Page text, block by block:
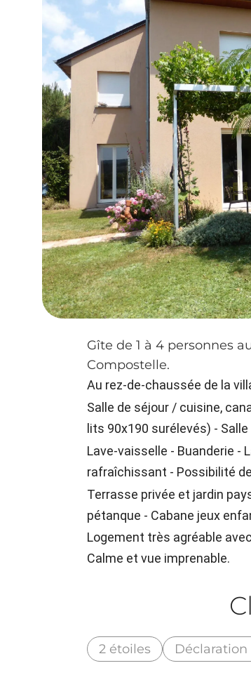
Gîte de 1 à 4 personnes
Compostelle.
Au rez-de-chaussée de la
Salle de séjour / cuisine,
lits 90x190 surélevés) -
Lave-vaisselle - Buanderie -
rafraîchissant - Possibilité
Terrasse privée et jardin
pétanque - Cabane jeux
Logement très agréable
Calme et vue imprenable.
2 étoiles